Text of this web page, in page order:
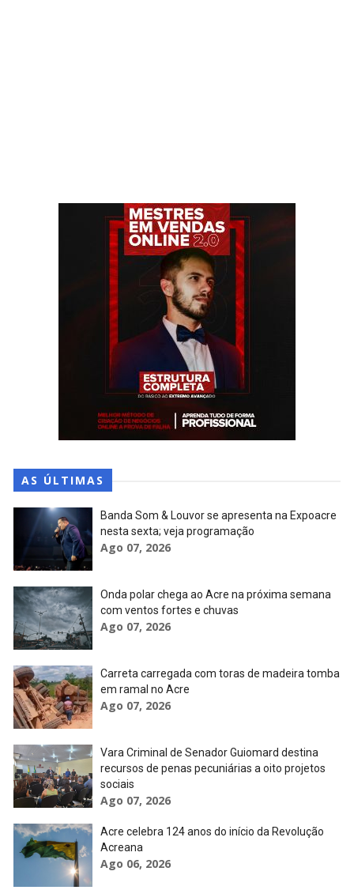
AS ÚLTIMAS
Banda Som & Louvor se apresenta na Expoacre
nesta sexta; veja programação
Ago 07, 2026
Onda polar chega ao Acre na próxima semana
com ventos fortes e chuvas
Ago 07, 2026
Carreta carregada com toras de madeira tomba
em ramal no Acre
Ago 07, 2026
Vara Criminal de Senador Guiomard destina
recursos de penas pecuniárias a oito projetos
sociais
Ago 07, 2026
Acre celebra 124 anos do início da Revolução
Acreana
Ago 06, 2026